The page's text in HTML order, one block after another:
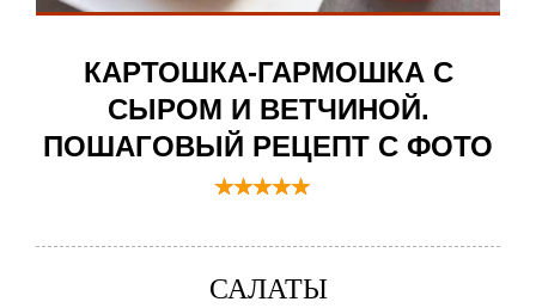
КАРТОШКА-ГАРМОШКА С
СЫРОМ И ВЕТЧИНОЙ.
ПОШАГОВЫЙ РЕЦЕПТ С ФОТО
САЛАТЫ